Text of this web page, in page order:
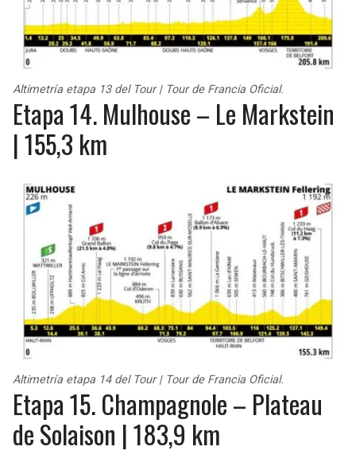
Altimetría etapa 13 del Tour | Tour de Francia Oficial.
Etapa 14. Mulhouse – Le Markstein
| 155,3 km
Altimetría etapa 14 del Tour | Tour de Francia Oficial.
Etapa 15. Champagnole – Plateau
de Solaison | 183,9 km